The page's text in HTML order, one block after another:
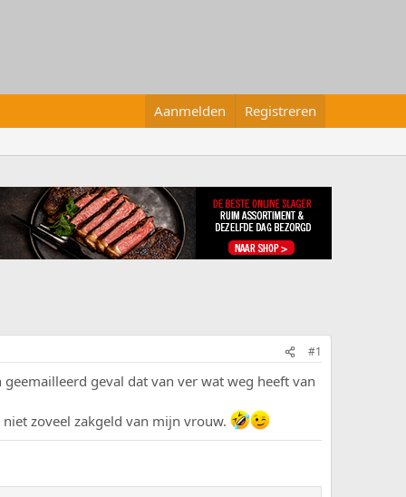
Aanmelden Registreren
#1
geval dat van ver wat weg heeft van
zoveel zakgeld van mijn vrouw.